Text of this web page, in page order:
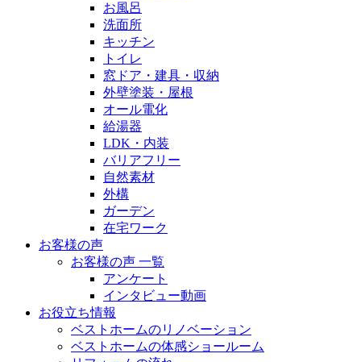
お風呂
洗面所
キッチン
トイレ
窓ドア・建具・収納
外壁塗装・屋根
オール電化
給湯器
LDK・内装
バリアフリー
自然素材
外構
ガーデン
在宅ワーク
お客様の声
お客様の声 一覧
アンケート
インタビュー動画
お役立ち情報
ベストホームのリノベーション
ベストホームの体感ショールーム